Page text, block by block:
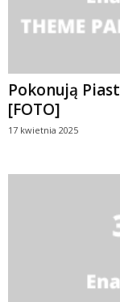
Pokonują
[FOTO]
17 kwietnia 2025